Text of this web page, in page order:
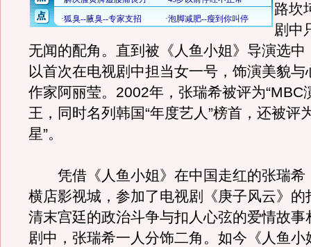
路坎
剧中
无闻的配角。直到被《人鱼小姐》导演选中
以首次在电视剧中担当女一号，饰演美貌与
作家阿丽莹。2002年，张瑞希被评为“MBC
王，同时名列韩国“年度艺人”榜首，还被评
星”。
凭借《人鱼小姐》在中国走红的张瑞希
横店影视城，参加了电视剧《庚子风云》的
清末宫廷的政治斗争与扣人心弦的爱情故事
剧中，张瑞希一人分饰二角。如今《人鱼小